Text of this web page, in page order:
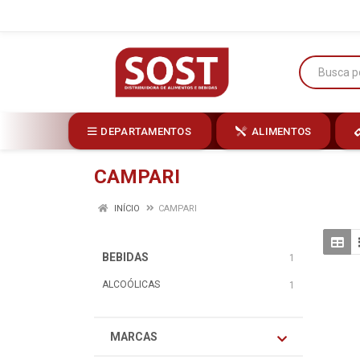
DEPARTAMENTOS ALIMENTOS
CAMPARI
INÍCIO CAMPARI
BEBIDAS 1
ALCOÓLICAS 1
MARCAS